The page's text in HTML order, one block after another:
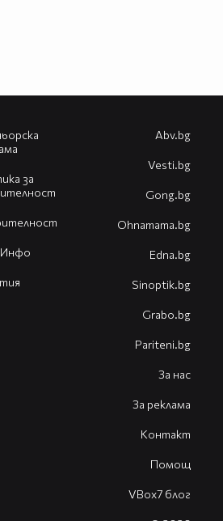
за
Инфо
Abv.bg
Vesti.bg
Gong.bg
Оhnamama.bg
Edna.bg
Sinoptik.bg
Grabo.bg
Pariteni.bg
За нас
За реклама
Контакт
Помощ
VBox7 блог